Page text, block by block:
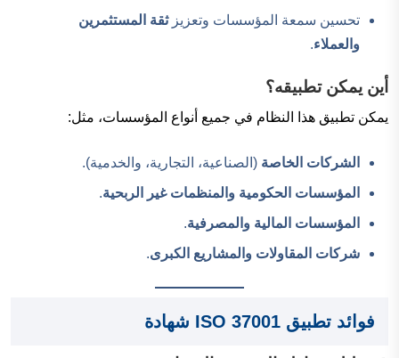
تحسين سمعة المؤسسات وتعزيزثقة المستثمرين
والعملاء.
أين يمكن تطبيقه؟
يمكن تطبيق هذا النظام في جميع أنواع المؤسسات، مثل:
الشركات الخاصة (الصناعية، التجارية، والخدمية).
المؤسسات الحكومية والمنظمات غير الربحية.
المؤسسات المالية والمصرفية.
شركات المقاولات والمشاريع الكبرى.
فوائد تطبيق ISO 37001 شهادة